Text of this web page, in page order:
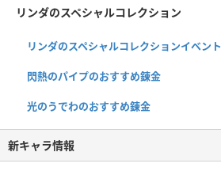
リンダのスペシャルコレクション
リンダのスペシャルコレクションイベント
閃熱のパイプのおすすめ錬金
光のうでわのおすすめ錬金
新キャラ情報